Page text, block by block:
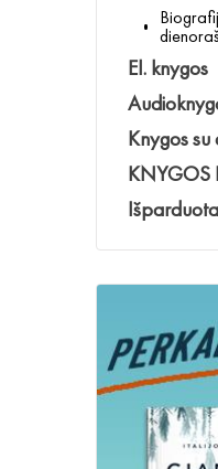
El. knygos
Knygos
KNYGOS
Išparduota